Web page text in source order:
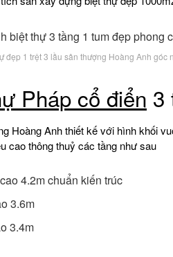
đẹp 1 trệt 3 lầu sân thượng Hoàng Anh góc
Pháp cổ điển 3
Hoàng Anh thiết kế với hình khối
cao thông thuỷ các tầng như sau
4.2m chuẩn kiến trúc
3.6m
3.4m